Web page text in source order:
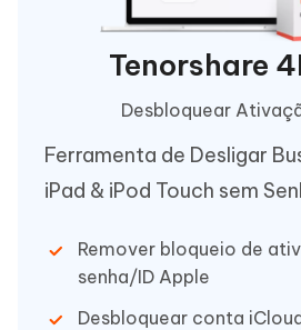
Tenorshare
Desbloquear
Ferramenta de Desligar
iPad & iPod Touch sem
Remover bloqueio de
senha/ID Apple
Desbloquear conta